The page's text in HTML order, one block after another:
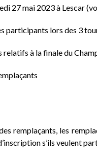
27 mai 2023 à Lescar
participants lors des 3
à la finale du
remplaçants, les
s’ils veulent